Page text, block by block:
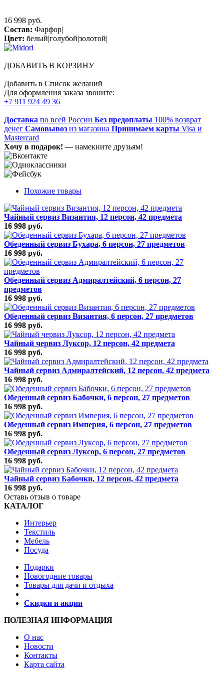
16 998 руб.
Состав: Фарфор|
Цвет: белый|голубой|золотой|
ДОБАВИТЬ В КОРЗИНУ
Добавить в Список желаний
Для оформления заказа звоните:
+7 911 924 49 36
Доставка по всей России Без предоплаты 100% возврат
денег Самовывоз из магазина Принимаем карты Visa и
Mastercard
Хочу в подарок! — намекните друзьям!
Похожие товары
Чайный сервиз Византия, 12 персон, 42 предмета
16 998 руб.
Обеденный сервиз Бухара, 6 персон, 27 предметов
16 998 руб.
Обеденный сервиз Адмиралтейский, 6 персон, 27
предметов
16 998 руб.
Обеденный сервиз Византия, 6 персон, 27 предметов
16 998 руб.
Чайный червиз Луксор, 12 персон, 42 предмета
16 998 руб.
Чайный сервиз Адмиралтейский, 12 персон, 42 предмета
16 998 руб.
Обеденный сервиз Бабочки, 6 персон, 27 предметов
16 998 руб.
Обеденный сервиз Империя, 6 персон, 27 предметов
16 998 руб.
Обеденный сервиз Луксор, 6 персон, 27 предметов
16 998 руб.
Чайный сервиз Бабочки, 12 персон, 42 предмета
16 998 руб.
Оставь отзыв о товаре
КАТАЛОГ
Интерьер
Текстиль
Мебель
Посуда
Подарки
Новогодние товары
Товары для дачи и отдыха
Скидки и акции
ПОЛЕЗНАЯ ИНФОРМАЦИЯ
О нас
Новости
Контакты
Карта сайта